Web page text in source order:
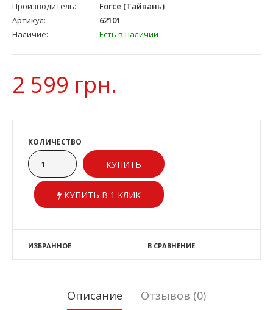
Производитель:
Force (Тайвань)
Артикул:
62101
Наличие:
Есть в наличии
2 599 грн.
КОЛИЧЕСТВО
КУПИТЬ В 1 КЛИК
ИЗБРАННОЕ В СРАВНЕНИЕ
Описание Отзывов (0)